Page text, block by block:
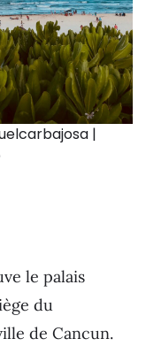
|
le palais
du
de Cancun.